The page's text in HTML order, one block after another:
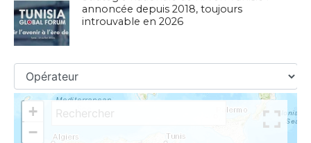
annoncée depuis 2018, toujours
introuvable en 2026